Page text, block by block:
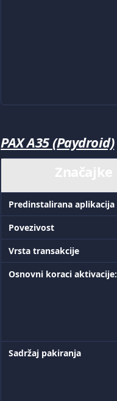
PAX A35 (Paydroid)
Predinstalirana aplikacija
Povezivost
Vrsta transakcije
Osnovni koraci aktivacije:
Sadržaj pakiranja